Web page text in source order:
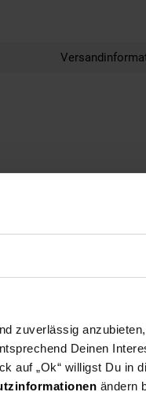
zuverlässig
Deinen
auf „Ok“ willigst Du in
ändern